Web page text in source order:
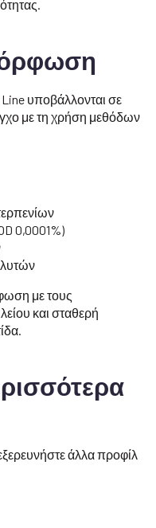
υποβάλλονται σε
με τη χρήση μεθόδων
0,0001%)
με τους
και σταθερή
άλλα προφίλ